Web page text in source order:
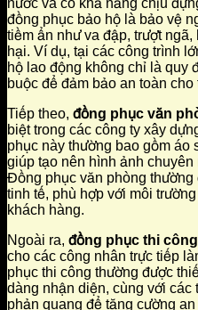
nước và có khả năng chịu
đồng phục bảo hộ là bảo vệ
tiềm ẩn như va đập, trượt
hại. Ví dụ, tại các công trình
hộ lao động không chỉ là quy
buộc để đảm bảo an toàn cho
Tiếp theo, đồng phục văn
biệt trong các công ty xây
phục này thường bao gồm áo
giúp tạo nên hình ảnh
Đồng phục văn phòng
tinh tế, phù hợp với môi
khách hàng.
Ngoài ra, đồng phục thi công
cho các công nhân trực tiếp
phục thi công thường được
dàng nhận diện, cùng với các
phản quang để tăng cường